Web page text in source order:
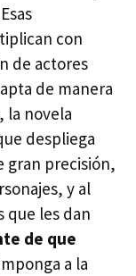
con
de actores
de manera
la novela
despliega
gran precisión,
y al
les dan
de que
a la